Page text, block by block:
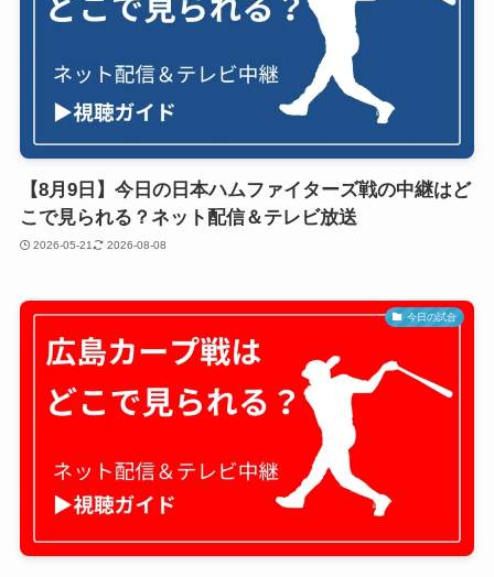
【8月9日】今日の日本ハムファイターズ戦の中継はど
こで見られる？ネット配信＆テレビ放送
2026-05-21 2026-08-08
今日の試合